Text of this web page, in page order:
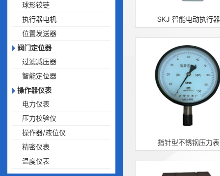
球形铰链
执行器电机
位置发送器
阀门定位器
过滤减压器
智能定位器
操作器仪表
电力仪表
压力校验仪
操作器/液位仪
精密仪表
温度仪表
SKJ 智能电动执行器
指针型不锈钢压力表